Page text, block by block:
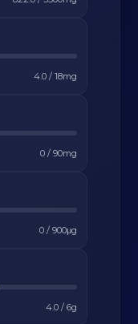
4.0/ 18mg
0/ 90mg
0/ 900μg
4.0/ 6g